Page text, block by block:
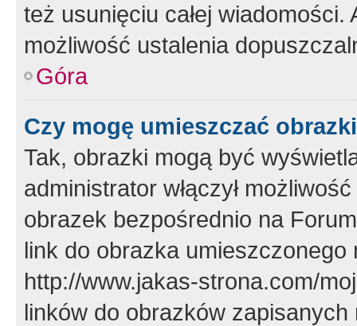
też usunięciu całej
możliwość ustalenia
Góra
Czy mogę umieszczać
Tak, obrazki mogą być
administrator włączył
obrazek bezpośrednio na
link do obrazka
http://www.jakas-strona.com/
linków do obrazków